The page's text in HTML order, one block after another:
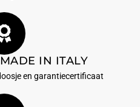
IN ITALY
en garantiecertificaat